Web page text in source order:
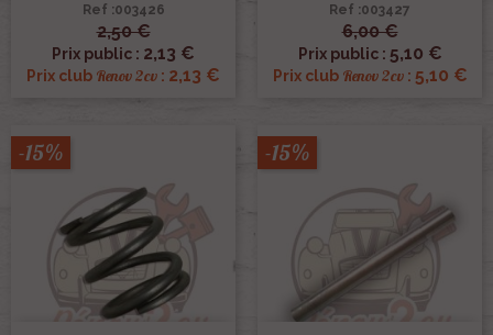
Ref :003426
2,50 €
Prix public : 2,13 €
Prix club Renov 2cv : 2,13 €
Ref :003427
6,00 €
Prix public : 5,10 €
Prix club Renov 2cv: 5,10 €
-15% -15%